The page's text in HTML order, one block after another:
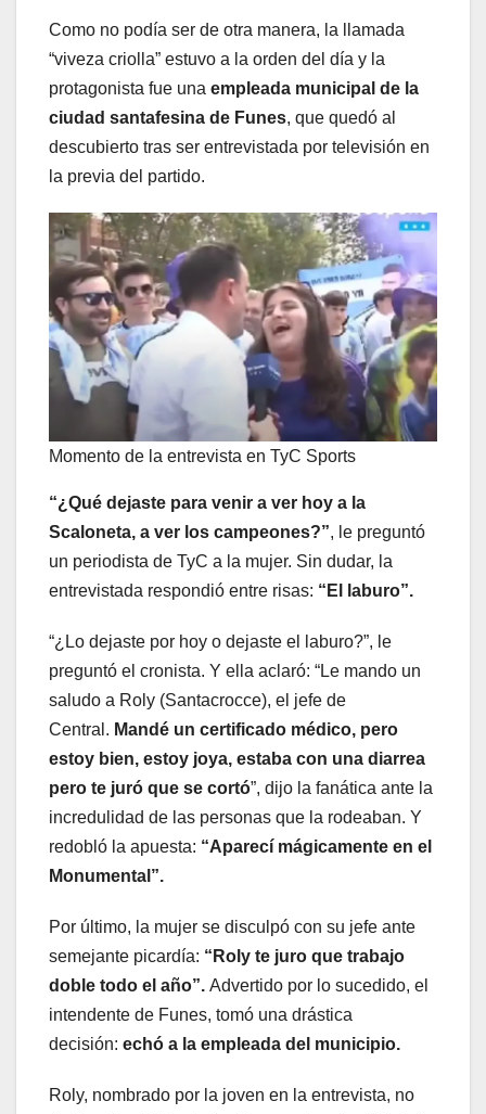
Como no podía ser de otra manera, la llamada
“viveza criolla” estuvo a la orden del día y la
protagonista fue una empleada municipal de la
ciudad santafesina de Funes, que quedó al
descubierto tras ser entrevistada por televisión en
la previa del partido.
Momento de la entrevista en TyC Sports
“¿Qué dejaste para venir a ver hoy a la
Scaloneta, a ver los campeones?”, le preguntó
un periodista de TyC a la mujer. Sin dudar, la
entrevistada respondió entre risas: “El laburo”.
“¿Lo dejaste por hoy o dejaste el laburo?”, le
preguntó el cronista. Y ella aclaró: “Le mando un
saludo a Roly (Santacrocce), el jefe de
Central. Mandé un certificado médico, pero
estoy bien, estoy joya, estaba con una diarrea
pero te juró que se cortó”, dijo la fanática ante la
incredulidad de las personas que la rodeaban. Y
redobló la apuesta: “Aparecí mágicamente en el
Monumental”.
Por último, la mujer se disculpó con su jefe ante
semejante picardía: “Roly te juro que trabajo
doble todo el año”. Advertido por lo sucedido, el
intendente de Funes, tomó una drástica
decisión: echó a la empleada del municipio.
Roly, nombrado por la joven en la entrevista, no